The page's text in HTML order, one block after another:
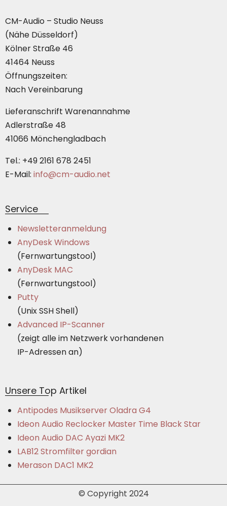
CM-Audio – Studio Neuss
(Nähe Düsseldorf)
Kölner Straße 46
41464 Neuss
Öffnungszeiten:
Nach Vereinbarung
Lieferanschrift Warenannahme
Adlerstraße 48
41066 Mönchengladbach
Tel.: +49 2161 678 2451
E-Mail: info@cm-audio.net
Service
Newsletteranmeldung
AnyDesk Windows
(Fernwartungstool)
AnyDesk MAC
(Fernwartungstool)
Putty
(Unix SSH Shell)
Advanced IP-Scanner
(zeigt alle im Netzwerk vorhandenen
IP-Adressen an)
Unsere Top Artikel
Antipodes Musikserver Oladra G4
Ideon Audio Reclocker Master Time Black Star
Ideon Audio DAC Ayazi MK2
LAB12 Stromfilter gordian
Merason DAC1 MK2
© Copyright 2024